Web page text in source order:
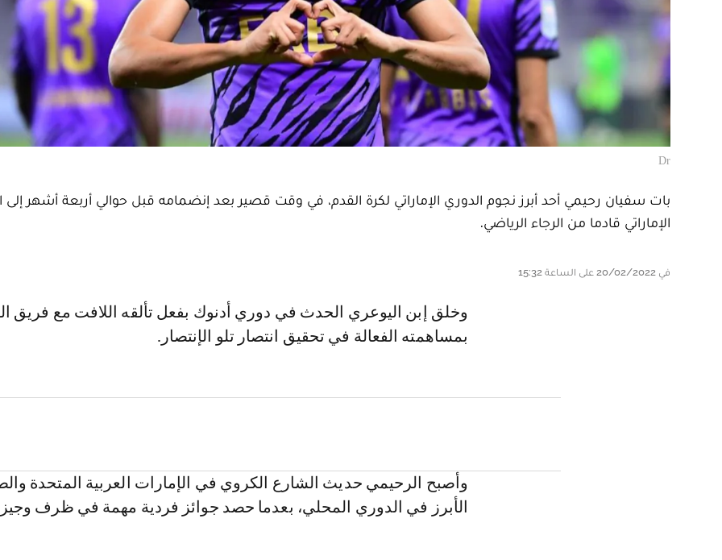
Dr
بات سفيان رحيمي أحد أبرز نجوم الدوري الإماراتي لكرة القدم، في وقت قصير بعد إنضمامه قبل حوالي أربعة أشهر إلى
الإماراتي قادما من الرجاء الرياضي.
في 20/02/2022 على الساعة 15:32
وخلق إبن اليوعري الحدث في دوري أدنوك بفعل تألقه اللافت مع فريق القطارة،
بمساهمته الفعالة في تحقيق انتصار تلو الإنتصار.
وأصبح الرحيمي حديث الشارع الكروي في الإمارات العربية المتحدة
الأبرز في الدوري المحلي، بعدما حصد جوائز فردية مهمة في ظرف